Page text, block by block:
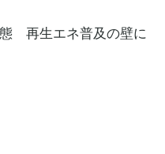
再生エネ普及の壁に